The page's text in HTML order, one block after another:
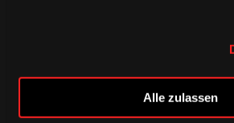
Alle zulassen
CAPS &
CAPS &
CAPS &